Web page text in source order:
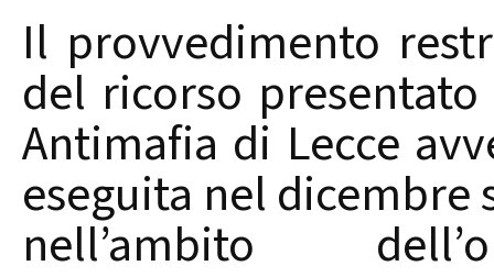
Il provvedimento
del ricorso
Antimafia di Lecce
eseguita nel dicembre
nell’ambito